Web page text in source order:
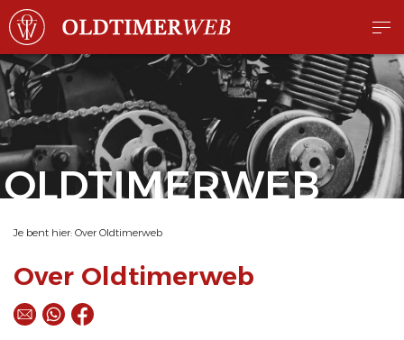
OLDTIMERWEB
Je bent hier: Over Oldtimerweb
Over Oldtimerweb